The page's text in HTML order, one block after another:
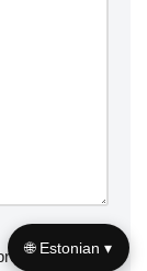
for the
🌐 Estonian ▾